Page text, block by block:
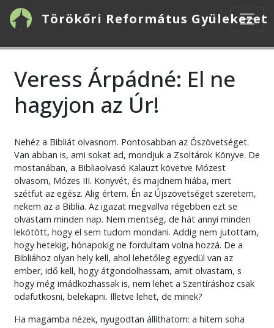
Ugrás
tartalomra
Törökőri Református Gyülekezet
Veress Árpádné: El ne
hagyjon az Úr!
Nehéz a Bibliát olvasnom. Pontosabban az Ószövetséget.
Van abban is, ami sokat ad, mondjuk a Zsoltárok Könyve. De
mostanában, a Bibliaolvasó Kalauzt követve Mózest
olvasom, Mózes III. Könyvét, és majdnem hiába, mert
szétfut az egész. Alig értem. Én az Újszövetséget szeretem,
nekem az a Biblia. Az igazat megvallva régebben ezt se
olvastam minden nap. Nem mentség, de hát annyi minden
lekötött, hogy el sem tudom mondani. Addig nem jutottam,
hogy hetekig, hónapokig ne fordultam volna hozzá. De a
Bibliához olyan hely kell, ahol lehetőleg egyedül van az
ember, idő kell, hogy átgondolhassam, amit olvastam, s
hogy még imádkozhassak is, nem lehet a Szentíráshoz csak
odafutkosni, belekapni. Illetve lehet, de minek?
Ha magamba nézek, nyugodtan állíthatom: a hitem soha